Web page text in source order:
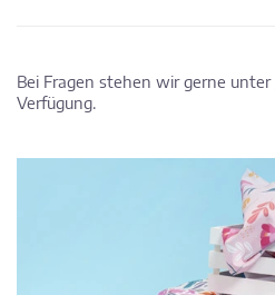
Bei Fragen stehen wir gerne unter
Verfügung.